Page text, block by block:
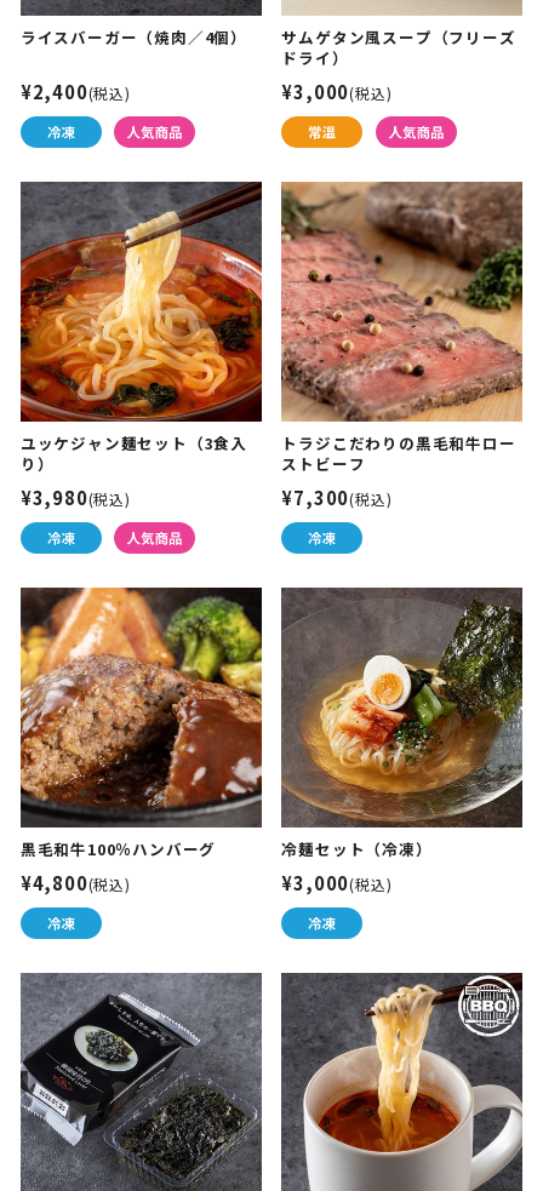
ライスバーガー（焼肉／4個）
¥2,400(税込)
サムゲタン風スープ（フリーズ
ドライ）
¥3,000(税込)
ユッケジャン麺セット（3食入
り）
¥3,980(税込)
トラジこだわりの黒毛和牛ロー
ストビーフ
¥7,300(税込)
黒毛和牛100％ハンバーグ
¥4,800(税込)
冷麺セット（冷凍）
¥3,000(税込)